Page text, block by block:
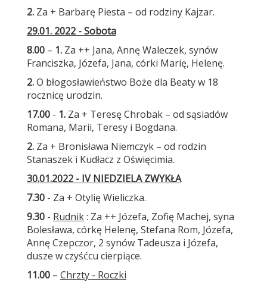
2. Za + Barbarę Piesta – od rodziny Kajzar.
29.01. 2022 - Sobota
8.00 – 1. Za ++ Jana, Annę Waleczek, synów
Franciszka, Józefa, Jana, córki Marię, Helenę.
2.O błogosławieństwo Boże dla Beaty w 18
rocznicę urodzin.
17.00 - 1. Za + Teresę Chrobak – od sąsiadów
Romana, Marii, Teresy i Bogdana.
2. Za + Bronisława Niemczyk – od rodzin
Stanaszek i Kudłacz z Oświęcimia.
30.01.2022 - IV NIEDZIELA ZWYKŁA
7.30 - Za + Otylię Wieliczka.
9.30 - Rudnik: Za ++ Józefa, Zofię Machej, syna
Bolesława, córkę Helenę, Stefana Rom, Józefa,
Annę Czepczor, 2 synów Tadeusza i Józefa,
dusze w czyśćcu cierpiące.
11.00 – Chrzty - Roczki